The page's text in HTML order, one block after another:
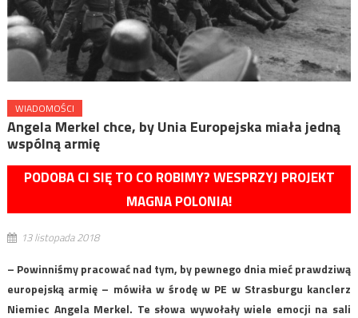
WIADOMOŚCI
Angela Merkel chce, by Unia Europejska miała jedną
wspólną armię
PODOBA CI SIĘ TO CO ROBIMY? WESPRZYJ PROJEKT
MAGNA POLONIA!
13 listopada 2018
– Powinniśmy pracować nad tym, by pewnego dnia mieć prawdziwą
europejską armię – mówiła w środę w PE w Strasburgu kanclerz
Niemiec Angela Merkel. Te słowa wywołały wiele emocji na sali